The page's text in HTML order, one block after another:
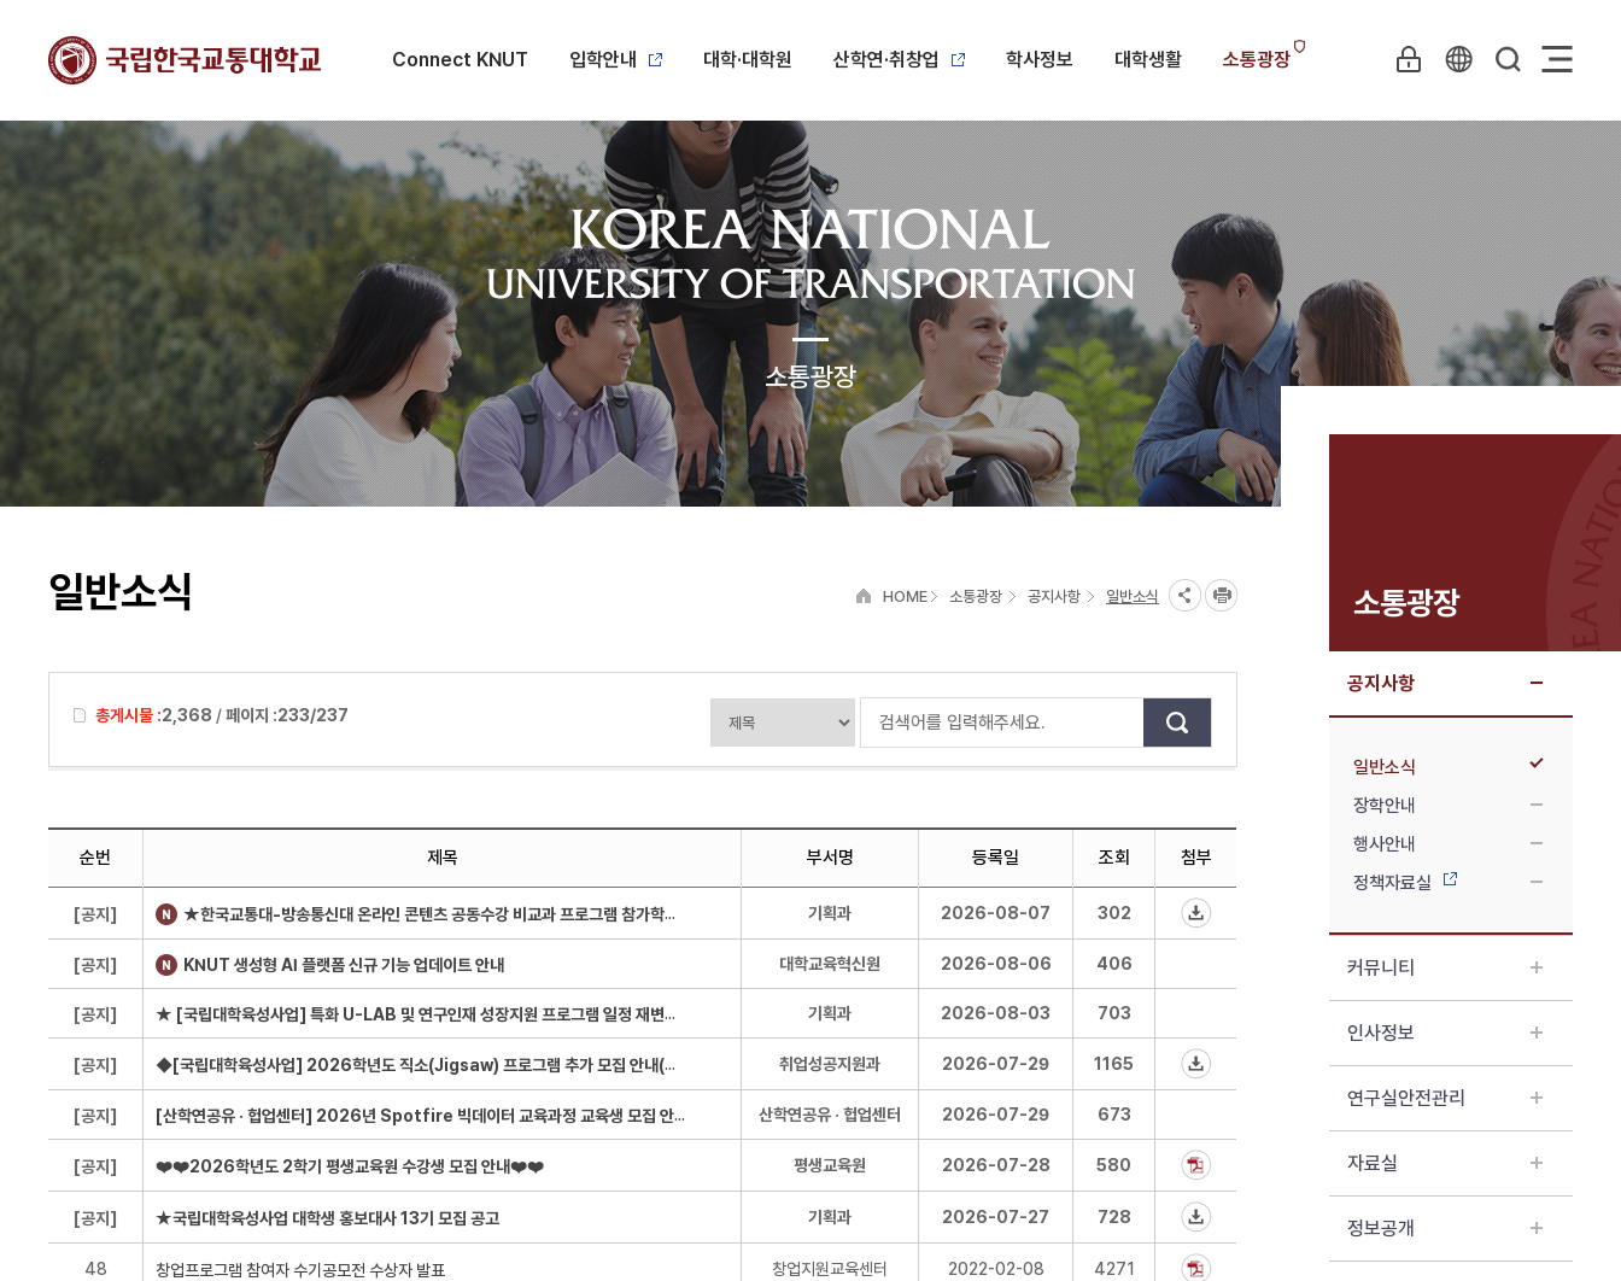
Connect KNUT 입학안내 대학·대학원 산학연·취창업 학사정보 대학생활 소통광장
소통광장
소통광장
공지사항
일반소식
장학안내
행사안내
정책자료실
커뮤니티
인사정보
연구실안전관리
자료실
정보공개
일반소식 HOME 소통광장 공지사항 일반소식
총게시물 :2,368 /페이지 :233/237
순번 제목 부서명 등록일 조회 첨부
[공지] ★한국교통대-방송통신대 온라인 콘텐츠 공동수강 비교과 프로그램 참가학생 모집 및 직원 참여 안내 기획과 2026-08-07 302
[공지] KNUT 생성형 AI 플랫폼 신규 기능 업데이트 안내 대학교육혁신원 2026-08-06 406
[공지] ★ [국립대학육성사업] 특화 U-LAB 및 연구인재 성장지원 프로그램 일정 재변경 안내 기획과 2026-08-03 703
[공지] ◆[국립대학육성사업] 2026학년도 직소(Jigsaw) 프로그램 추가 모집 안내(모집기간 연장)◆ 취업성공지원과 2026-07-29 1165
[공지] [산학연공유 · 헙업센터] 2026년 Spotfire 빅데이터 교육과정 교육생 모집 안내 산학연공유 · 헙업센터 2026-07-29 673
[공지] ❤️❤️2026학년도 2학기 평생교육원 수강생 모집 안내❤️❤️ 평생교육원 2026-07-28 580
[공지] ★국립대학육성사업 대학생 홍보대사 13기 모집 공고 기획과 2026-07-27 728
48 창업지원교육센터 2022-02-08 4271